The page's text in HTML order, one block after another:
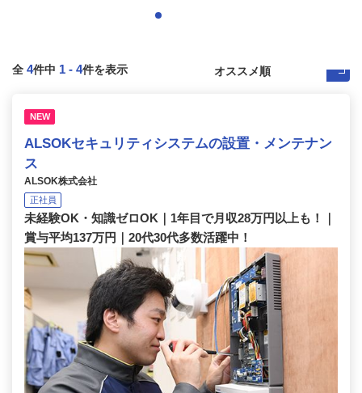
全 4件中 1 - 4件を表示
NEW
ALSOKセキュリティシステムの設置・メンテナン
ス
ALSOK株式会社
正社員
未経験OK・知識ゼロOK｜1年目で月収28万円以上も！｜
賞与平均137万円｜20代30代多数活躍中！